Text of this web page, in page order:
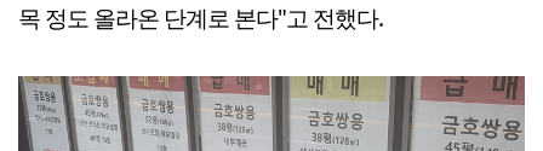
목 정도 올라온 단계로 본다"고 전했다.